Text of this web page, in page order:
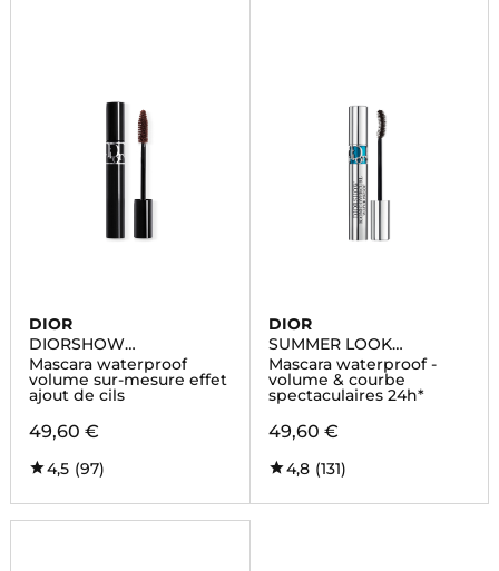
DIOR
DIORSHOW
WATERPROOF
Mascara waterproof
volume sur-mesure effet
ajout de cils
49,60 €
4,5 (97)
DIOR
SUMMER LOOK
DIORSHOW ICONIC
OVERCURL
Mascara waterproof -
volume & courbe
spectaculaires 24h*
49,60 €
4,8 (131)